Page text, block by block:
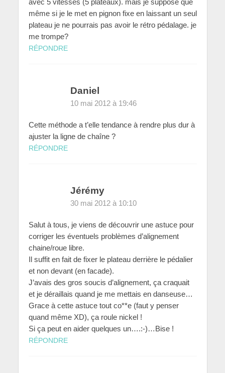
même si je le met en pignon fixe en laissant un seul
plateau je ne pourrais pas avoir le rétro pédalage. je
me trompe?
RÉPONDRE
Daniel
10 mai 2012 à 19:46
Cette méthode a t’elle tendance à rendre plus dur à
ajuster la ligne de chaîne ?
RÉPONDRE
Jérémy
30 mai 2012 à 10:10
Salut à tous, je viens de découvrir une astuce pour
corriger les éventuels problèmes d’alignement
chaine/roue libre.
Il suffit en fait de fixer le plateau derrière le pédalier
et non devant (en facade).
J’avais des gros soucis d’alignement, ça craquait
et je déraillais quand je me mettais en danseuse…
Grace à cette astuce tout co**e (faut y penser
quand même XD), ça roule nickel !
Si ça peut en aider quelques un….:-)…Bise !
RÉPONDRE